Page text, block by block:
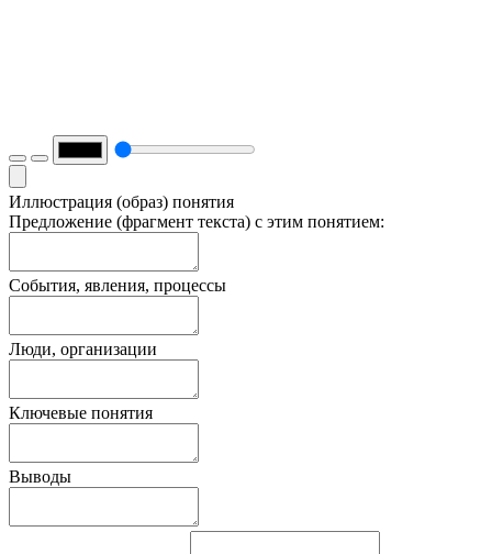
Иллюстрация (образ) понятия
Предложение (фрагмент текста) с этим понятием:
События, явления, процессы
Люди, организации
Ключевые понятия
Выводы